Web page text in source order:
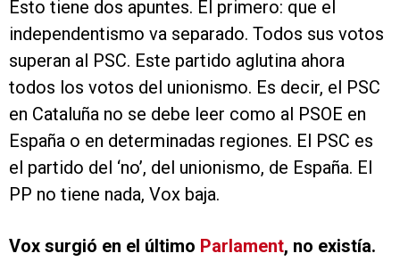
Esto tiene dos apuntes. El primero: que el
independentismo va separado. Todos sus votos
superan al PSC. Este partido aglutina ahora
todos los votos del unionismo. Es decir, el PSC
en Cataluña no se debe leer como al PSOE en
España o en determinadas regiones. El PSC es
el partido del ‘no’, del unionismo, de España. El
PP no tiene nada, Vox baja.
Vox surgió en el último Parlament, no existía.